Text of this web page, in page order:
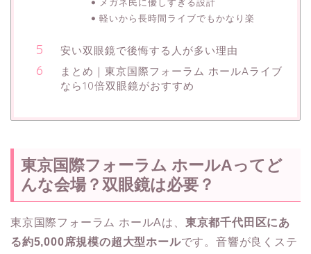
軽いから長時間ライブでもかなり楽
安い双眼鏡で後悔する人が多い理由
まとめ｜東京国際フォーラム ホールAライブ
なら10倍双眼鏡がおすすめ
東京国際フォーラム ホールAってど
んな会場？双眼鏡は必要？
東京国際フォーラム ホールAは、 東京都千代田区にあ
る約5,000席規模の超大型ホールです。音響が良くステ